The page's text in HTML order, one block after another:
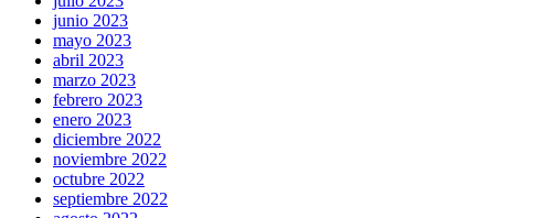
junio 2023
mayo 2023
abril 2023
marzo 2023
febrero 2023
enero 2023
diciembre 2022
noviembre 2022
octubre 2022
septiembre 2022